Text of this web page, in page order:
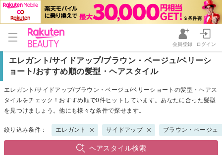
会員登録 ログイン
エレガント/サイドアップ/ブラウン・ベージュ/ベリーシ
ョート/おすすめ順の髪型・ヘアスタイル
エレガント/サイドアップ/ブラウン・ベージュ/ベリーショートの髪型・ヘアス
タイルをチェック！おすすめ順で0件ヒットしています。あなたに合った髪型
を見つけましょう。他にも様々な条件で探せます。
絞り込み条件： エレガント サイドアップ ブラウン・ベージュ
ヘアスタイル検索